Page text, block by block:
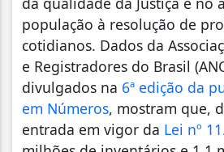
população à resolução de
cotidianos. Dados da
e Registradores do Brasil
divulgados na 6ª edição da
em Números, mostram que,
entrada em vigor da Lei nº